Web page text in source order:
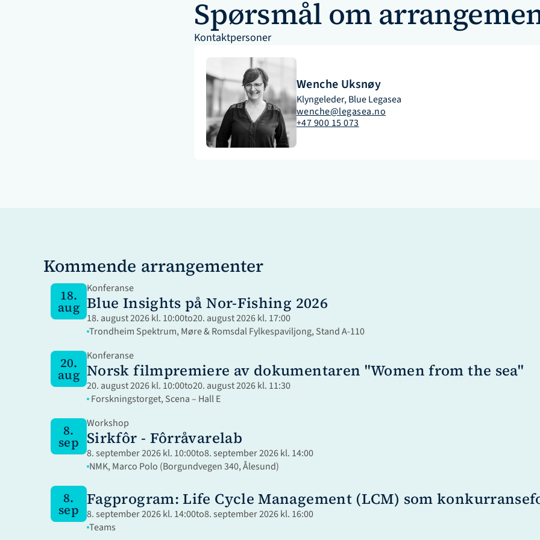
Spørsmål om
Kontaktpersoner
Wenche Uksnøy
Klyngeleder, Blue Legasea
wenche@legasea.no
+47 900 15 073
Kommende arrangementer
18.
aug
Konferanse
Blue Insights på Nor-Fishing 2026
18. august 2026 kl. 10:00to20. august 2026 kl. 17:00
Trondheim Spektrum, Møre & Romsdal Fylkespaviljong, Stand A-110
20.
aug
Konferanse
Norsk filmpremiere av dokumentaren "Women from the sea"
20. august 2026 kl. 10:00to20. august 2026 kl. 11:30
Forskningstorget, Scena – Hall E
8.
sep
Workshop
Sirkfôr - Fôrråvarelab
8. september 2026 kl. 10:00to8. september 2026 kl. 14:00
NMK, Marco Polo (Borgundvegen 340, Ålesund)
8.
sep
Fagprogram: Life Cycle Management (LCM) som
8. september 2026 kl. 14:00to8. september 2026 kl. 16:00
Teams